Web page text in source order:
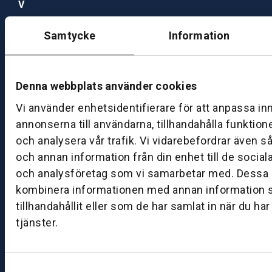
Samtycke Information
Denna webbplats använder cookies
Vi använder enhetsidentifierare för att anpassa
annonserna till användarna, tillhandahålla
och analysera vår trafik. Vi vidarebefordrar även
och annan information från din enhet till de
och analysföretag som vi samarbetar med. Dessa
kombinera informationen med annan information
tillhandahållit eller som de har samlat in när du
tjänster.
V
e
M
ån
d
a
fr
e
d
a
0